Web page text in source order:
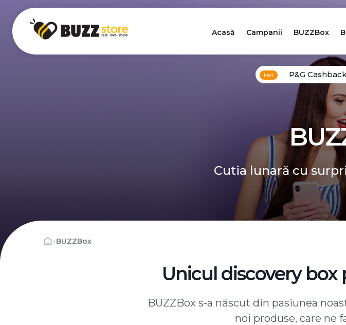
Acasă Campanii BUZZBox
P&G
Cutia lunară cu
›BUZZBox
Unicul discovery
BUZZBox s-a născut din pasiunea
noi produse, care ne